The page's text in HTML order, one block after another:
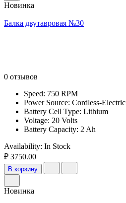
Новинка
Балка двутавровая №30
0 отзывов
Speed: 750 RPM
Power Source: Cordless-Electric
Battery Cell Type: Lithium
Voltage: 20 Volts
Battery Capacity: 2 Ah
Availability: In Stock
₽ 3750.00
В корзину
Новинка